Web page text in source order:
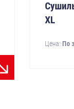
XL
Цена:По